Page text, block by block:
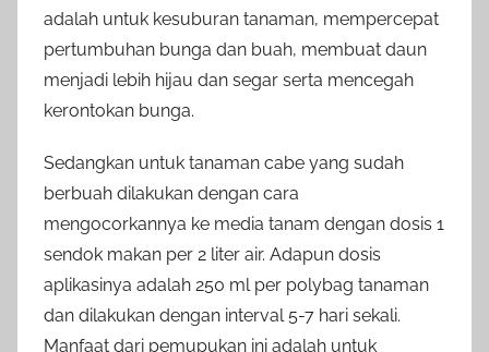
adalah untuk kesuburan tanaman, mempercepat
pertumbuhan bunga dan buah, membuat daun
menjadi lebih hijau dan segar serta mencegah
kerontokan bunga.
Sedangkan untuk tanaman cabe yang sudah
berbuah dilakukan dengan cara
mengocorkannya ke media tanam dengan dosis 1
sendok makan per 2 liter air. Adapun dosis
aplikasinya adalah 250 ml per polybag tanaman
dan dilakukan dengan interval 5-7 hari sekali.
Manfaat dari pemupukan ini adalah untuk